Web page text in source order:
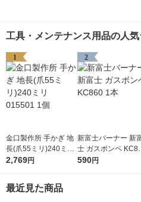
工具・メンテナンス用品の人
1
金口製作所 手かぎ 地
長(爪55ミリ)240ミリ
015501 1個
2,769円
2
新富士バーナー 新
士 ガスボンベ
1本
590円
最近見た商品